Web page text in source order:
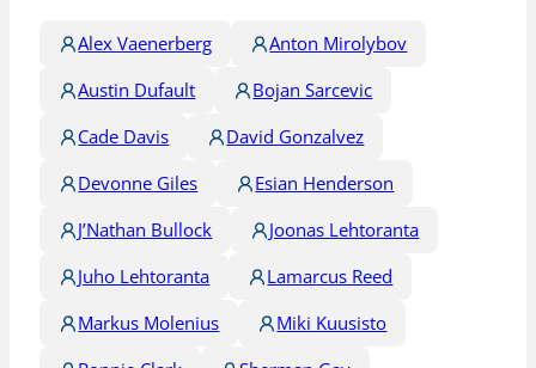
Alex Vaenerberg
Anton Mirolybov
Austin Dufault
Bojan Sarcevic
Cade Davis
David Gonzalvez
Devonne Giles
Esian Henderson
J’Nathan Bullock
Joonas Lehtoranta
Juho Lehtoranta
Lamarcus Reed
Markus Molenius
Miki Kuusisto